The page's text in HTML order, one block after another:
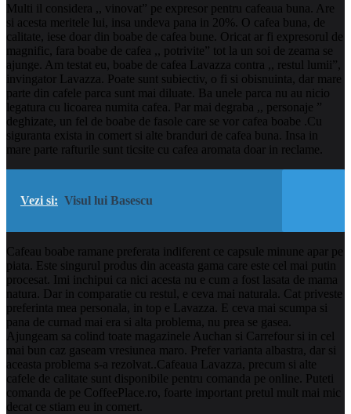
Multi il considera ,, vinovat” pe expresor pentru cafeaua buna. Are
si acesta meritele lui, insa undeva pana in 20%. O cafea buna, de
calitate, iese doar din boabe de cafea bune. Oricat ar fi expresorul de
magnific, fara boabe de cafea ,, potrivite” tot la un soi de zeama se
ajunge. Am testat eu, boabe de cafea Lavazza contra ,, restul lumii”,
invingator Lavazza. Poate sunt subiectiv, o fi si obisnuinta, dar mare
parte din cafele parca sunt mai diluate. Ba unele parca nu au nicio
legatura cu licoarea numita cafea. Par mai degraba ,, personaje ”
deghizate, un fel de boabe de fasole care se vor cafea boabe .Cu
siguranta exista in comert si alte branduri de cafea buna. Insa in
mare parte rafturile sunt ticsite cu cafea aromata doar in reclame.
Vezi si: Visul lui Basescu
Cafeau boabe ramane preferata indiferent ce capsule minune apar pe
piata. Este singurul produs din aceasta gama care este cel mai putin
procesat. Imi inchipui ca nici acesta nu e cum a fost lasata de mama
natura. Dar in comparatie cu restul, e ceva mai naturala. Cat priveste
preferinta mea personala, in top e Lavazza. E ceva mai scumpa si
pana de curnad mai era si alta problema, nu prea se gasea.
Ajungeam sa colind toate magazinele Auchan si Carrefour si in cel
mai bun caz gaseam vresiunea maro. Prefer varianta albastra, dar si
aceasta problema s-a rezolvat..Cafeaua Lavazza, precum si alte
cafele de calitate sunt disponibile pentru comanda pe online. Puteti
comanda de pe CoffeePlace.ro, foarte important pretul mult mai mic
decat ce stiam eu in comert.